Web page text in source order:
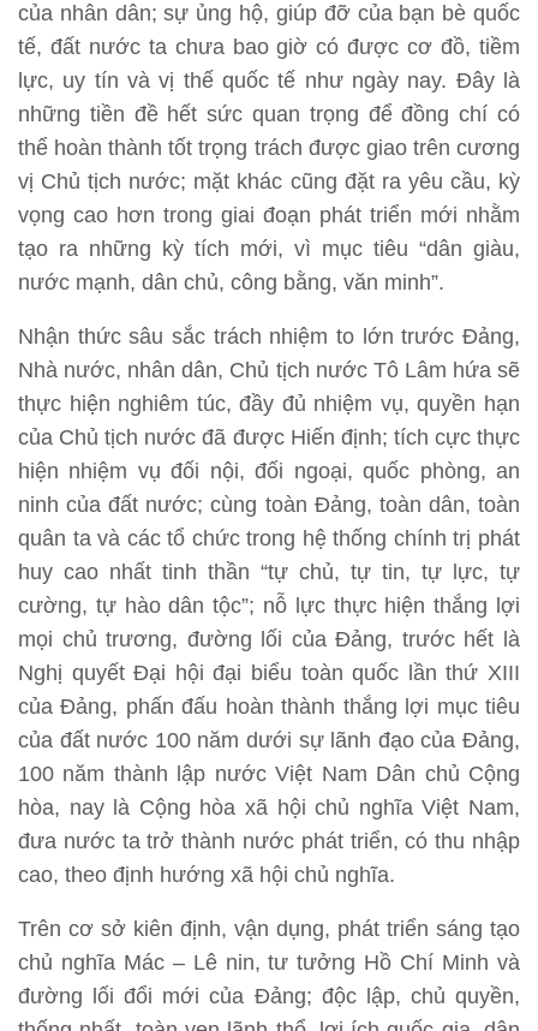
của nhân dân; sự ủng hộ, giúp đỡ của bạn bè quốc
tế, đất nước ta chưa bao giờ có được cơ đồ, tiềm
lực, uy tín và vị thế quốc tế như ngày nay. Đây là
những tiền đề hết sức quan trọng để đồng chí có
thể hoàn thành tốt trọng trách được giao trên cương
vị Chủ tịch nước; mặt khác cũng đặt ra yêu cầu, kỳ
vọng cao hơn trong giai đoạn phát triển mới nhằm
tạo ra những kỳ tích mới, vì mục tiêu “dân giàu,
nước mạnh, dân chủ, công bằng, văn minh”.
Nhận thức sâu sắc trách nhiệm to lớn trước Đảng,
Nhà nước, nhân dân, Chủ tịch nước Tô Lâm hứa sẽ
thực hiện nghiêm túc, đầy đủ nhiệm vụ, quyền hạn
của Chủ tịch nước đã được Hiến định; tích cực thực
hiện nhiệm vụ đối nội, đối ngoại, quốc phòng, an
ninh của đất nước; cùng toàn Đảng, toàn dân, toàn
quân ta và các tổ chức trong hệ thống chính trị phát
huy cao nhất tinh thần “tự chủ, tự tin, tự lực, tự
cường, tự hào dân tộc”; nỗ lực thực hiện thắng lợi
mọi chủ trương, đường lối của Đảng, trước hết là
Nghị quyết Đại hội đại biểu toàn quốc lần thứ XIII
của Đảng, phấn đấu hoàn thành thắng lợi mục tiêu
của đất nước 100 năm dưới sự lãnh đạo của Đảng,
100 năm thành lập nước Việt Nam Dân chủ Cộng
hòa, nay là Cộng hòa xã hội chủ nghĩa Việt Nam,
đưa nước ta trở thành nước phát triển, có thu nhập
cao, theo định hướng xã hội chủ nghĩa.
Trên cơ sở kiên định, vận dụng, phát triển sáng tạo
chủ nghĩa Mác – Lê nin, tư tưởng Hồ Chí Minh và
đường lối đổi mới của Đảng; độc lập, chủ quyền,